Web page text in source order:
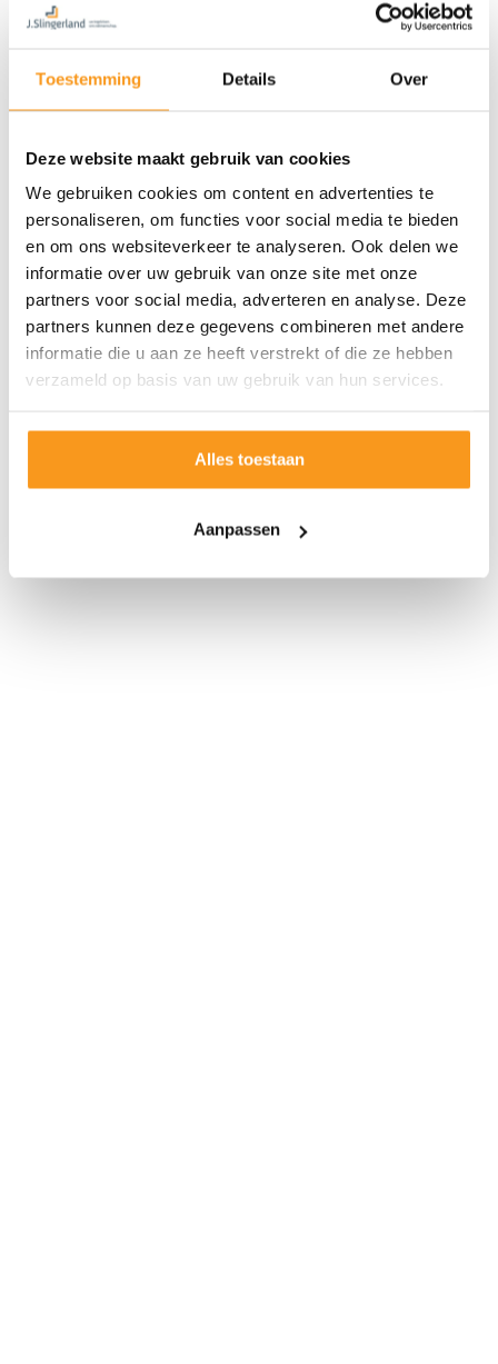
Toestemming Details Over
Deze website maakt gebruik van cookies
We gebruiken cookies om content en advertenties te
personaliseren, om functies voor social media te bieden
en om ons websiteverkeer te analyseren. Ook delen we
informatie over uw gebruik van onze site met onze
partners voor social media, adverteren en analyse. Deze
partners kunnen deze gegevens combineren met andere
informatie die u aan ze heeft verstrekt of die ze hebben
verzameld op basis van uw gebruik van hun services.
Alles toestaan
Aanpassen